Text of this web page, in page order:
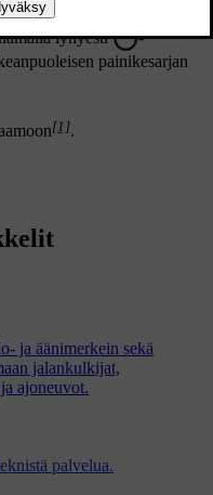
lyhyesti
-
painikesarjan
[1].
palvelua.
ja äänimerkein sekä
jalankulkijat,
ajoneuvot.